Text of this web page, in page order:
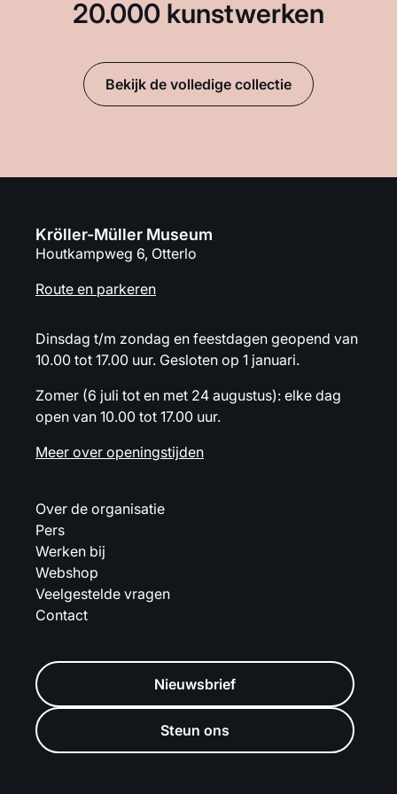
20.000 kunstwerken
Bekijk de volledige collectie
Kröller-Müller Museum
Houtkampweg 6, Otterlo
Route en parkeren
Dinsdag t/m zondag en feestdagen geopend van
10.00 tot 17.00 uur. Gesloten op 1 januari.
Zomer (6 juli tot en met 24 augustus): elke dag
open van 10.00 tot 17.00 uur.
Meer over openingstijden
Over de organisatie
Pers
Werken bij
Webshop
Veelgestelde vragen
Contact
Nieuwsbrief
Steun ons